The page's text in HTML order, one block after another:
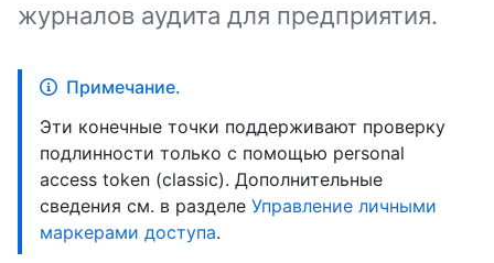
журналов аудита для предприятия.
Примечание.
Эти конечные точки поддерживают проверку
подлинности только с помощью personal
access token (classic). Дополнительные
сведения см. в разделе Управление личными
маркерами доступа.